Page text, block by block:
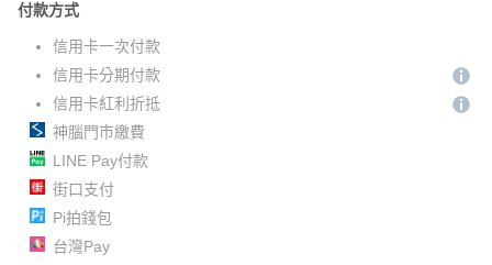
付款方式
信用卡一次付款
信用卡分期付款
信用卡紅利折抵
神腦門市繳費
LINE Pay付款
街口支付
Pi拍錢包
台灣Pay